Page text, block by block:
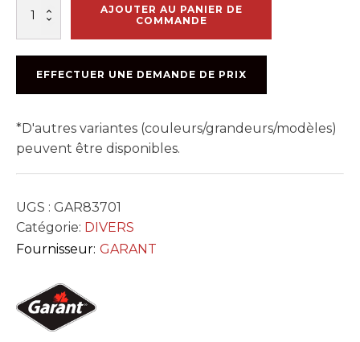
RATEAU
FIBRE
X
13.5po
X
65po
AJOUTER AU PANIER DE
COMMANDE
EFFECTUER UNE DEMANDE DE PRIX
*D'autres variantes (couleurs/grandeurs/modèles)
peuvent être disponibles.
UGS : GAR83701
Catégorie: DIVERS
Fournisseur: GARANT